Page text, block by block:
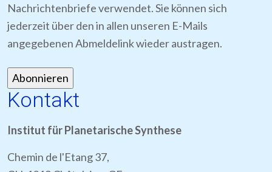
Nachrichtenbriefe verwendet. Sie können sich
jederzeit über den in allen unseren E-Mails
angegebenen Abmeldelink wieder austragen.
Kontakt
Institut für Planetarische Synthese
Chemin de l'Etang 37,